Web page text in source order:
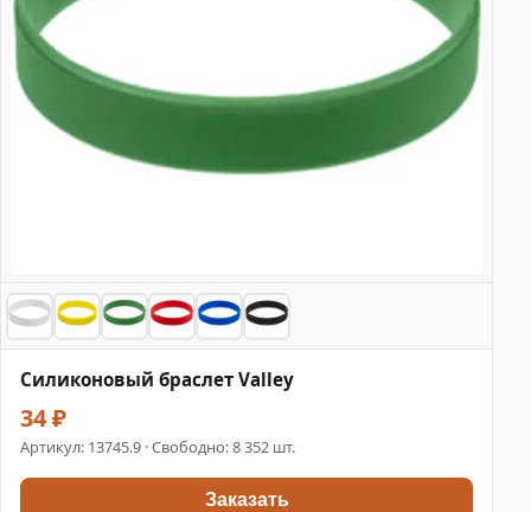
Силиконовый браслет Valley
34 ₽
Артикул: 13745.9 · Свободно: 8 352 шт.
Заказать